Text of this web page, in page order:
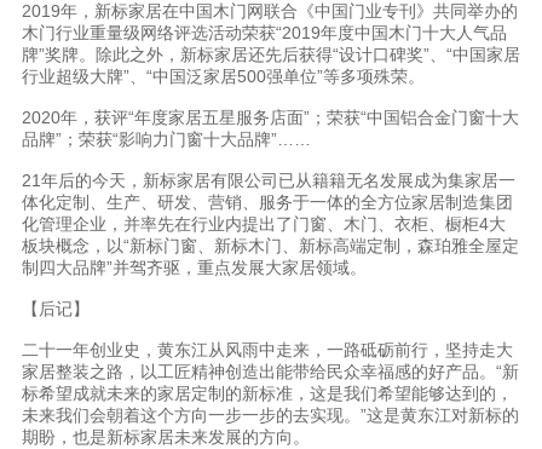
2019年，新标家居在中国木门网联合《中国门业专刊》共同举办的
木门行业重量级网络评选活动荣获“2019年度中国木门十大人气品
牌”奖牌。除此之外，新标家居还先后获得“设计口碑奖”、“中国家居
行业超级大牌”、“中国泛家居500强单位”等多项殊荣。
2020年，获评“年度家居五星服务店面”；荣获“中国铝合金门窗十大
品牌”；荣获“影响力门窗十大品牌”……
21年后的今天，新标家居有限公司已从籍籍无名发展成为集家居一
体化定制、生产、研发、营销、服务于一体的全方位家居制造集团
化管理企业，并率先在行业内提出了门窗、木门、衣柜、橱柜4大
板块概念，以“新标门窗、新标木门、新标高端定制，森珀雅全屋定
制四大品牌”并驾齐驱，重点发展大家居领域。
【后记】
二十一年创业史，黄东江从风雨中走来，一路砥砺前行，坚持走大
家居整装之路，以工匠精神创造出能带给民众幸福感的好产品。“新
标希望成就未来的家居定制的新标准，这是我们希望能够达到的，
未来我们会朝着这个方向一步一步的去实现。”这是黄东江对新标的
期盼，也是新标家居未来发展的方向。